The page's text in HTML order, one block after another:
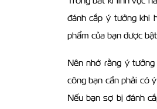
đánh cắp ý tưởng khi
phẩm của bạn được
Nên nhớ rằng ý
công bạn cần phải có
Nếu bạn sợ bị đánh